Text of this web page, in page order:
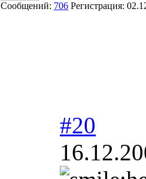
Сообщений: 706 Регистрация:
#20